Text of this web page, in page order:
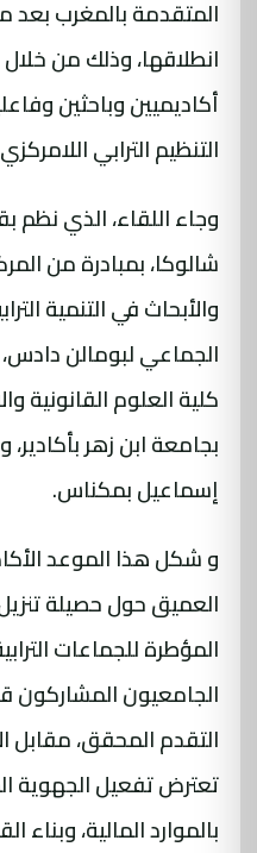
المتقدمة بالمغرب
انطلاقها، وذلك من
أكاديميين وباحثين
التنظيم الترابي
وجاء اللقاء، الذي نظم
شالوكا، بمبادرة من
والأبحاث في التنمية
الجماعي لبومالن
كلية العلوم القانونية
بجامعة ابن زهر
إسماعيل بمكناس.
و شكل هذا الموعد
العميق حول حصيلة تنزيل
المؤطرة للجماعات
الجامعيون المشاركون
التقدم المحقق، مقابل
تعترض تفعيل الجهوية
بالموارد المالية، وبناء